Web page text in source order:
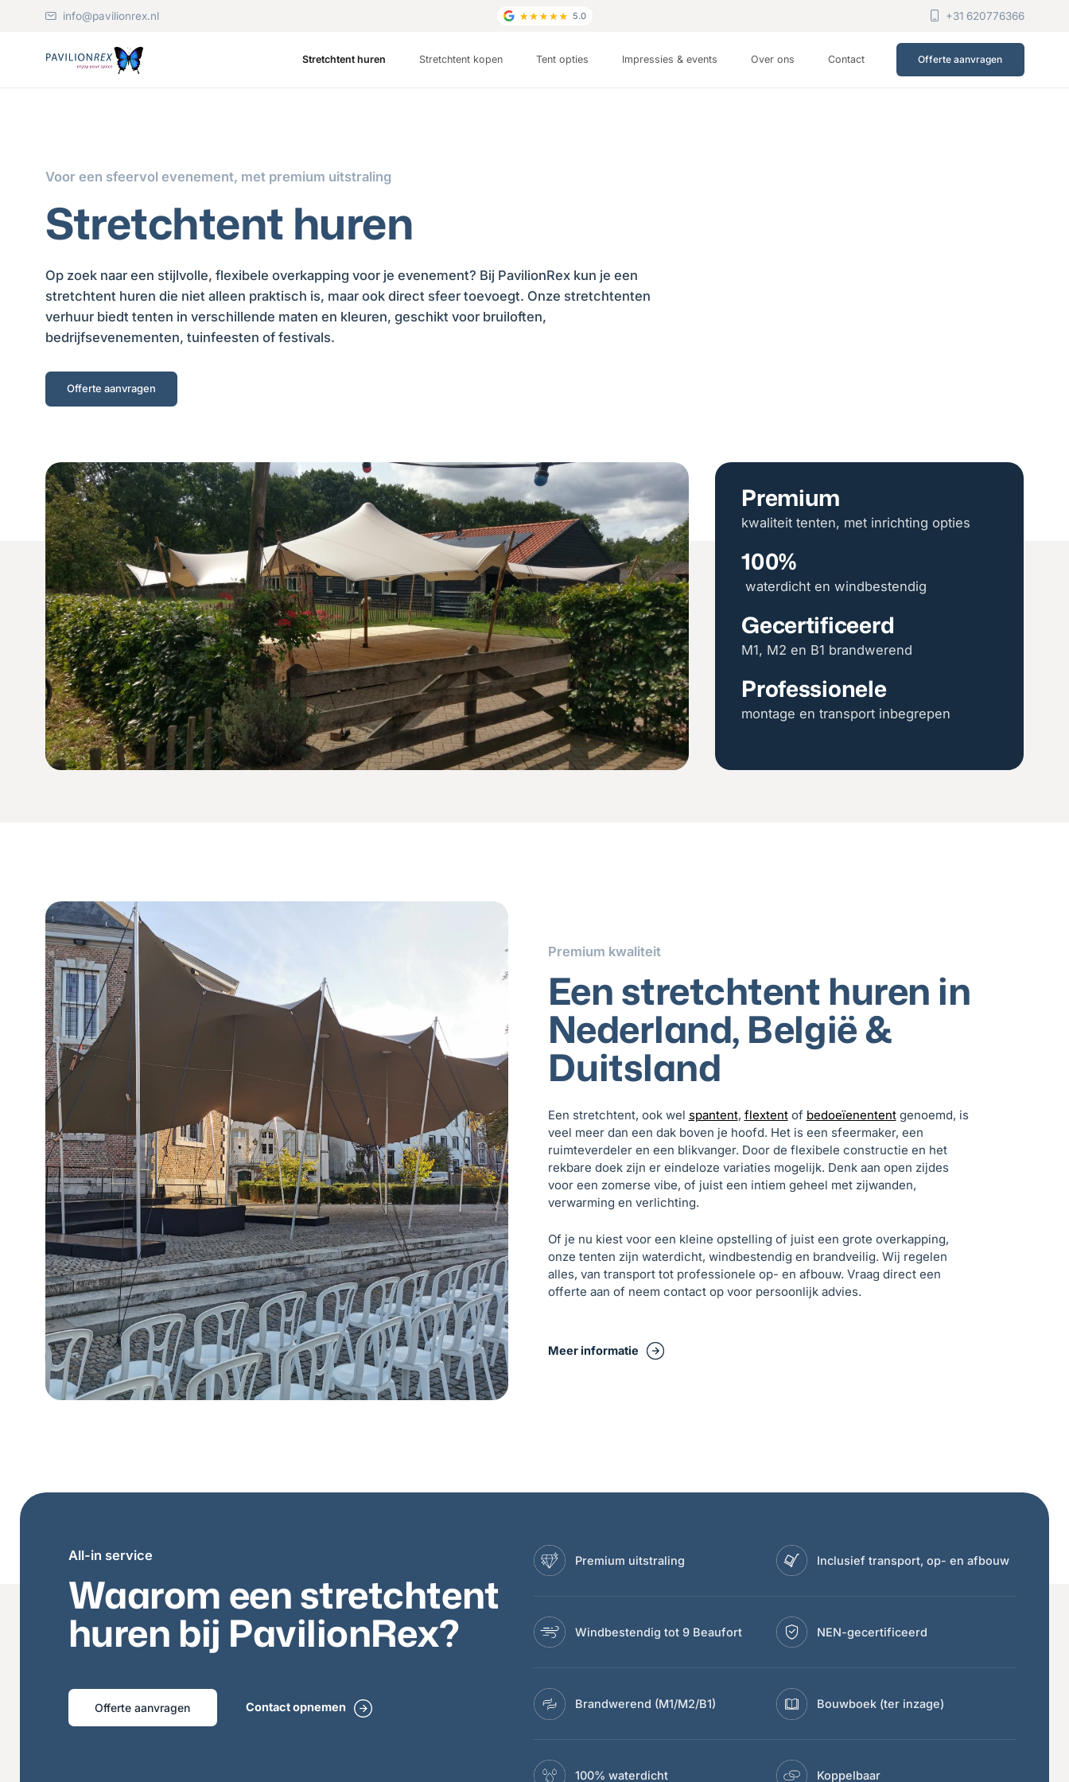
info@pavilionrex.nl 5.0 +31 620776366
Stretchtent huren Stretchtent kopen Tent opties Impressies & events Over ons Contact Offerte aanvragen
Voor een sfeervol evenement, met premium uitstraling
Stretchtent huren
Op zoek naar een stijlvolle, flexibele overkapping voor je evenement? Bij PavilionRex kun je een
stretchtent huren die niet alleen praktisch is, maar ook direct sfeer toevoegt. Onze stretchtenten
verhuur biedt tenten in verschillende maten en kleuren, geschikt voor bruiloften,
bedrijfsevenementen, tuinfeesten of festivals.
Offerte aanvragen
Premium
kwaliteit tenten, met inrichting opties
100%
waterdicht en windbestendig
Gecertificeerd
M1, M2 en B1 brandwerend
Professionele
montage en transport inbegrepen
Premium kwaliteit
Een stretchtent huren in
Nederland, België &
Duitsland
Een stretchtent, ook wel spantent, flextentof bedoeïenententgenoemd, is
veel meer dan een dak boven je hoofd. Het is een sfeermaker, een
ruimteverdeler en een blikvanger. Door de flexibele constructie en het
rekbare doek zijn er eindeloze variaties mogelijk. Denk aan open zijdes
voor een zomerse vibe, of juist een intiem geheel met zijwanden,
verwarming en verlichting.
Of je nu kiest voor een kleine opstelling of juist een grote overkapping,
onze tenten zijn waterdicht, windbestendig en brandveilig. Wij regelen
alles, van transport tot professionele op- en afbouw. Vraag direct een
offerte aan of neem contact op voor persoonlijk advies.
Meer informatie
All-in service
Waarom een stretchtent
huren bij PavilionRex?
Offerte aanvragen Contact opnemen
Premium uitstraling Inclusief transport, op- en afbouw
Windbestendig tot 9 Beaufort NEN-gecertificeerd
Brandwerend (M1/M2/B1) Bouwboek (ter inzage)
100% waterdicht Koppelbaar